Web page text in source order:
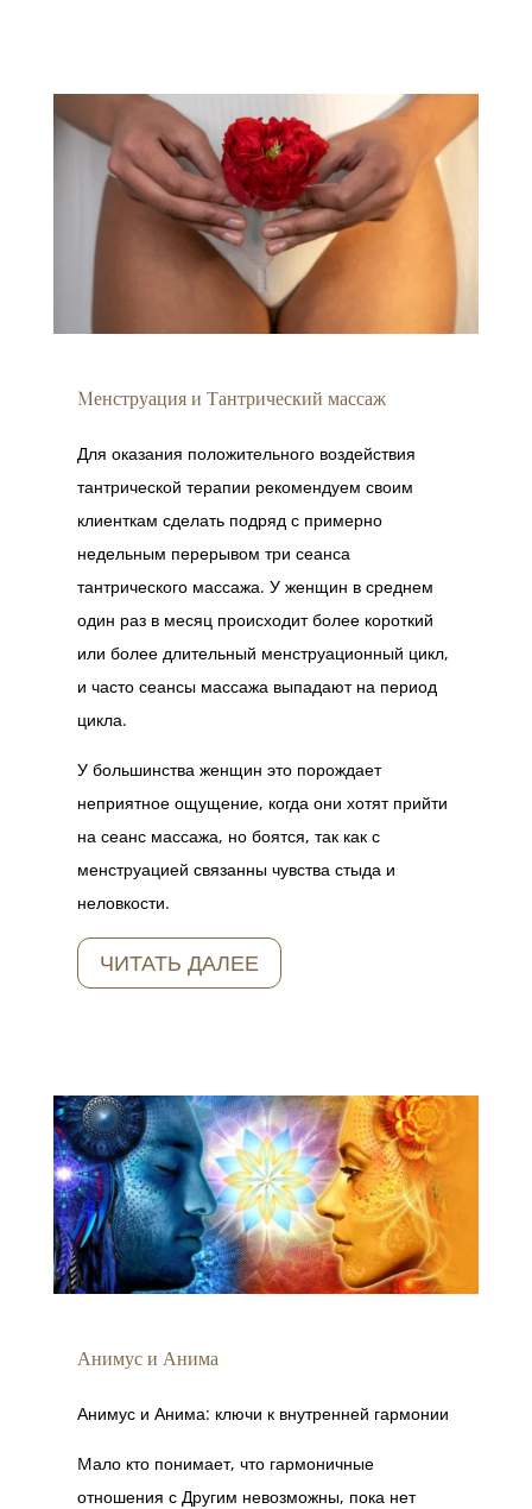
Mенструация и Тантрический массаж
Для оказания положительного воздействия
тантрической терапии рекомендуем своим
клиенткам сделать подряд с примерно
недельным перерывом три сеанса
тантрического массажа. У женщин в среднем
один раз в месяц происходит более короткий
или более длительный менструационный цикл,
и часто сеансы массажа выпадают на период
цикла.
У большинства женщин это порождает
неприятное ощущение, когда они хотят прийти
на сеанс массажа, но боятся, так как с
менструацией связанны чувства стыда и
неловкости.
ЧИТАТЬ ДАЛЕЕ
Анимус и Анима
Анимус и Анима: ключи к внутренней гармонии
Mало кто понимает, что гармоничные
отношения с Другим невозможны, пока нет